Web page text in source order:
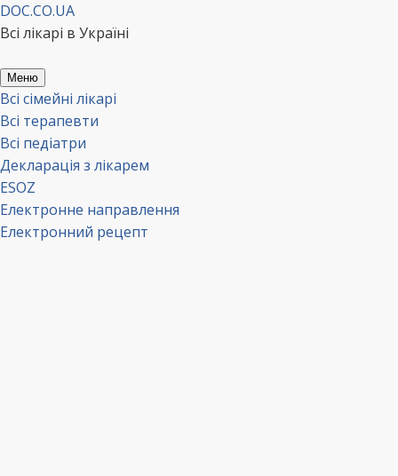
Перейти
до
DOC.CO.UA
Всі лікарі в Україні
Меню
Всі сімейні лікарі
Всі терапевти
Всі педіатри
Декларація з лікарем
ESOZ
Електронне направлення
Електронний рецепт